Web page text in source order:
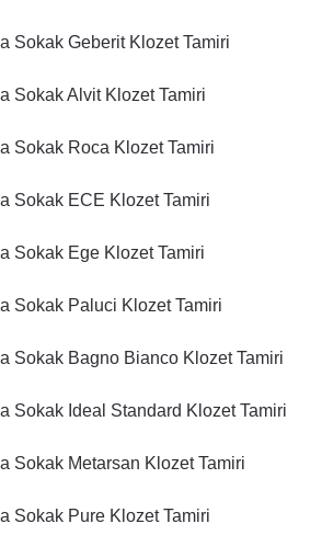
Sokak Geberit Klozet Tamiri
Sokak Alvit Klozet Tamiri
Sokak Roca Klozet Tamiri
Sokak ECE Klozet Tamiri
Sokak Ege Klozet Tamiri
Sokak Paluci Klozet Tamiri
Sokak Bagno Bianco Klozet Tamiri
Sokak Ideal Standard Klozet Tamiri
Sokak Metarsan Klozet Tamiri
Sokak Pure Klozet Tamiri